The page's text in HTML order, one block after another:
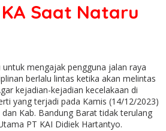
Saat Nataru
mengajak pengguna jalan raya
berlalu lintas ketika akan melintas
kejadian-kejadian kecelakaan di
yang terjadi pada Kamis (14/12/2023)
Kab. Bandung Barat tidak terulang
PT KAI Didiek Hartantyo.